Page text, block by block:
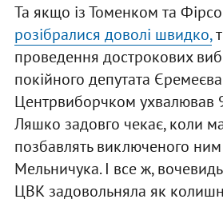
Та якщо із Томенком та
розібралися доволі швидко,
проведення дострокових
покійного депутата Єремеєва
Центрвиборчком ухвалював 9
Ляшко задовго чекає, коли
позбавлять виключеного ним
Мельничука. І все ж,
ЦВК задовольняла як